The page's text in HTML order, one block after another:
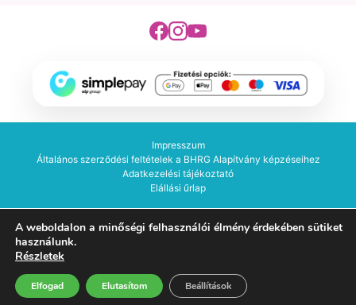
Impresszum
Általános szerződési feltételek a BHRG Alapítvány képzéseihez
Adatkezelési tájékoztató
Elállási űrlap
2026. Minden jog fenntartva!
A weboldalon a minőségi felhasználói élmény érdekében sütiket
használunk.
Részletek
Elfogad Elutasítom Beállítások